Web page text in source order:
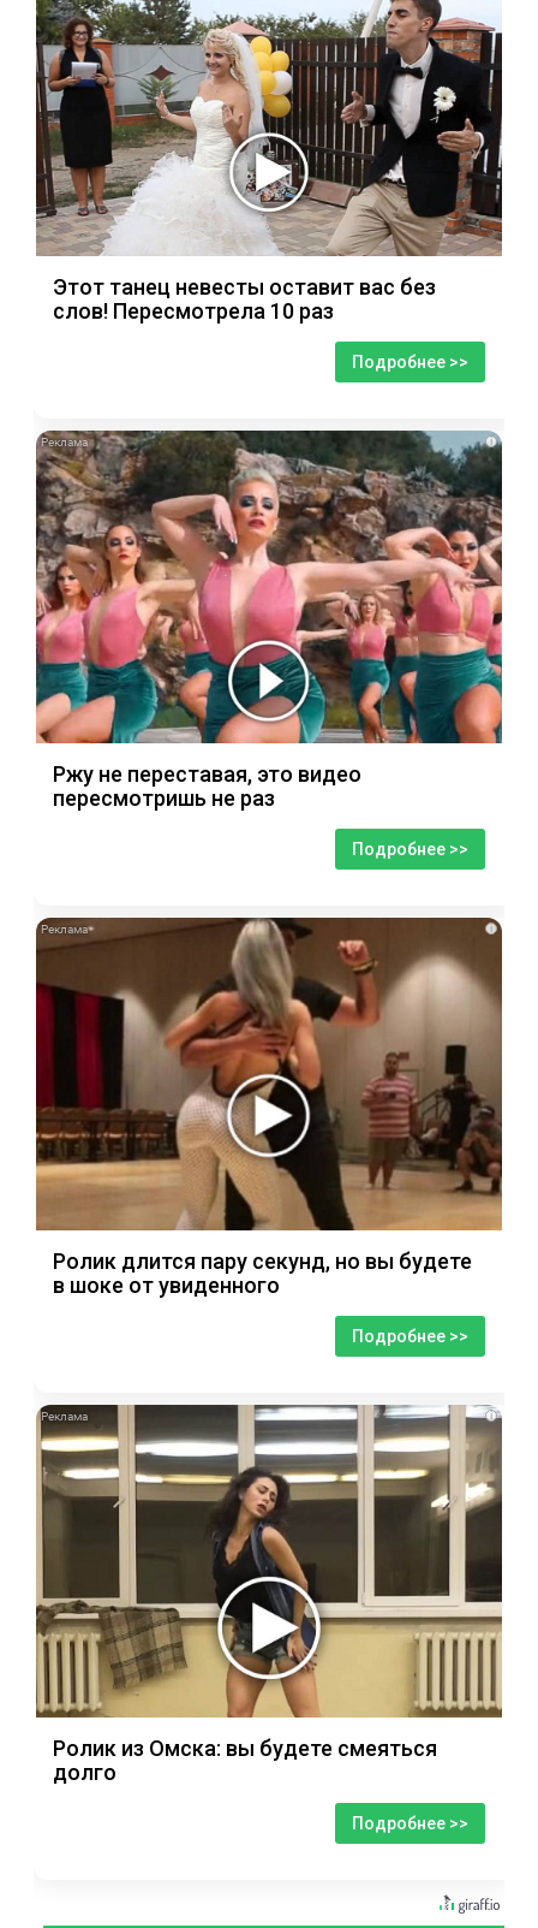
Этот танец невесты оставит вас без
слов! Пересмотрела 10 раз
Подробнее >>
i
Ржу не переставая, это видео
пересмотришь не раз
Подробнее >>
i
Ролик длится пару секунд, но вы будете
в шоке от увиденного
Подробнее >>
i
Ролик из Омска: вы будете смеяться
долго
Подробнее >>